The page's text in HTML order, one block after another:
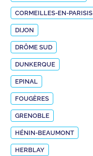
CORMEILLES-EN-PARISIS
DIJON
DRÔME SUD
DUNKERQUE
EPINAL
FOUGÈRES
GRENOBLE
HÉNIN-BEAUMONT
HERBLAY